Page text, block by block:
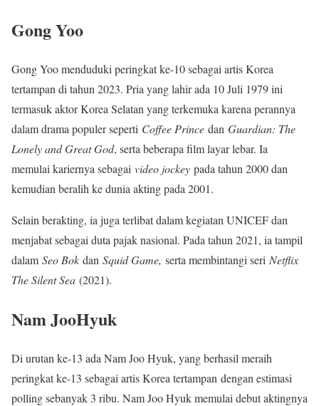
Gong Yoo
Gong Yoo menduduki peringkat ke-10 sebagai artis Korea
tertampan di tahun 2023. Pria yang lahir ada 10 Juli 1979 ini
termasuk aktor Korea Selatan yang terkemuka karena perannya
dalam drama populer seperti Coffee Prince dan Guardian: The
Lonely and Great God, serta beberapa film layar lebar. Ia
memulai kariernya sebagai video jockey pada tahun 2000 dan
kemudian beralih ke dunia akting pada 2001.
Selain berakting, ia juga terlibat dalam kegiatan UNICEF dan
menjabat sebagai duta pajak nasional. Pada tahun 2021, ia tampil
dalam Seo Bok dan Squid Game, serta membintangi seri Netflix
The Silent Sea (2021).
Nam JooHyuk
Di urutan ke-13 ada Nam Joo Hyuk, yang berhasil meraih
peringkat ke-13 sebagai artis Korea tertampan dengan estimasi
polling sebanyak 3 ribu. Nam Joo Hyuk memulai debut aktingnya